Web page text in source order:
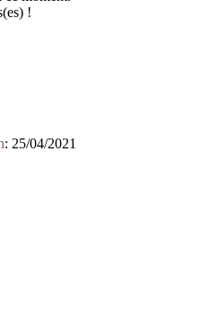
!
: 25/04/2021